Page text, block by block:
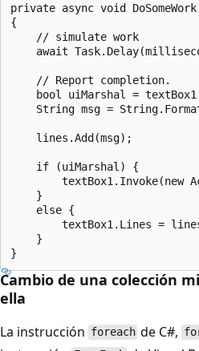
private async void
{
    // simulate work
await
    // Report completion.
bool uiMarshal =
String msg =
    lines.Add(msg);
    if (uiMarshal) {
textBox1.Invoke(new
    }
    else {
textBox1.Lines =
    }
Cambio de una colección
ella
La instrucción foreach de C#,